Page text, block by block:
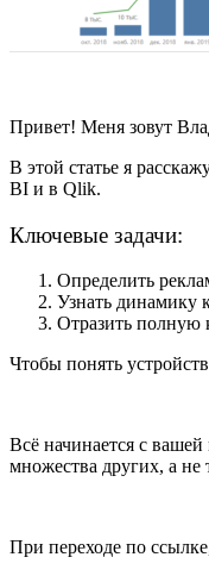
Привет! Меня зовут
В этой статье я
BI и в Qlik.
Ключевые задачи:
Определить
Узнать динамику
Отразить полную
Чтобы понять
Всё начинается с
множества других, а не
При переходе по